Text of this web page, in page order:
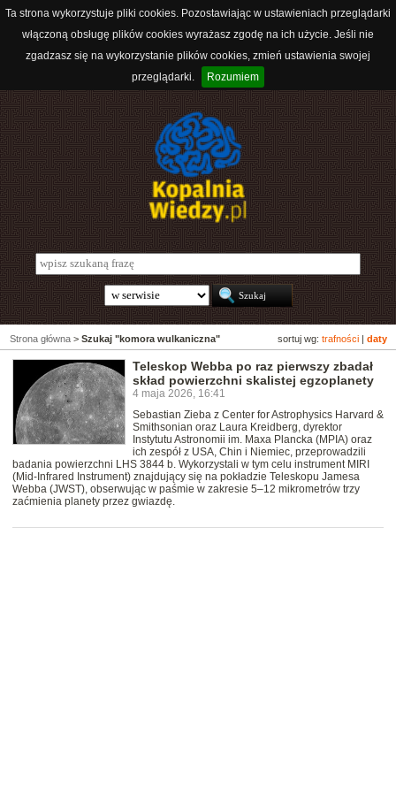
Ta strona wykorzystuje pliki cookies. Pozostawiając w ustawieniach przeglądarki
włączoną obsługę plików cookies wyrażasz zgodę na ich użycie. Jeśli nie
zgadzasz się na wykorzystanie plików cookies, zmień ustawienia swojej
przeglądarki.
Rozumiem
sortuj wg: trafności daty
Strona główna > Szukaj "komora wulkaniczna"
Teleskop Webba po raz pierwszy zbadał
skład powierzchni skalistej egzoplanety
4 maja 2026, 16:41
Sebastian Zieba z Center for Astrophysics Harvard &
Smithsonian oraz Laura Kreidberg, dyrektor
Instytutu Astronomii im. Maxa Plancka (MPIA) oraz
ich zespół z USA, Chin i Niemiec, przeprowadzili
badania powierzchni LHS 3844 b. Wykorzystali w tym celu instrument MIRI
(Mid-Infrared Instrument) znajdujący się na pokładzie Teleskopu Jamesa
Webba (JWST), obserwując w paśmie w zakresie 5–12 mikrometrów trzy
zaćmienia planety przez gwiazdę.